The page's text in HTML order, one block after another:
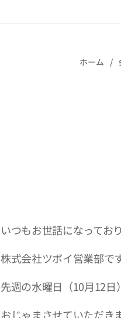
ホーム
いつもお世話になってお
株式会社ツボイ営業部です
先週の水曜日（10月12日
おじゃまさせていただき